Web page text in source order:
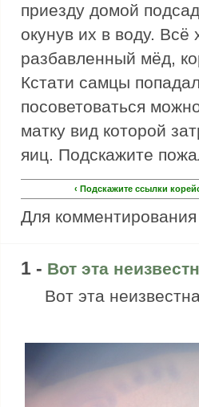
приезду домой
окунув их в воду.
разбавленный мёд,
Кстати самцы
посоветоваться
матку вид которой
яиц. Подскажите
‹ Подскажите ссылки
Для
1 - Вот эта
Вот эта